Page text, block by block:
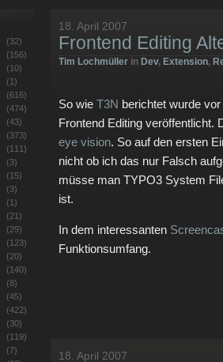
18. April 2007
Frontend Editing
Tim Lochmüller in Dev, Extension,
So wie T3N berichtet wurde
Frontend Editing veröffentlicht.
eye vision. So auf den ersten
nicht ob ich das nur Falsch
müsse man TYPO3 System
ist.
In dem interessanten
Funktionsumfang.
18. April 2007
(32)
(156)
(10)
(1)
(616)
(474)
(43)
(373)
(111)
(3)
(15)
(3)
(1)
(21)
(29)
(123)
(20)
(140)
(8)
(45)
(422)
(30)
(119)
(7)